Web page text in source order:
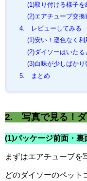
(1)取り付ける様子を
(2)エアチューブ交換
4. レビューしてみる
(1)安い！遜色なく利
(2)ダイソーはいたる
(3)白味が少しばか
5. まとめ
2. 写真で見る！ダ
(1)パッケージ前面・裏
まずはエアチューブを
どのダイソーのペット